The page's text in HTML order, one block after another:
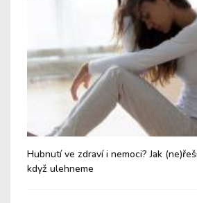
Hubnutí ve zdraví i nemoci? Jak
když ulehneme